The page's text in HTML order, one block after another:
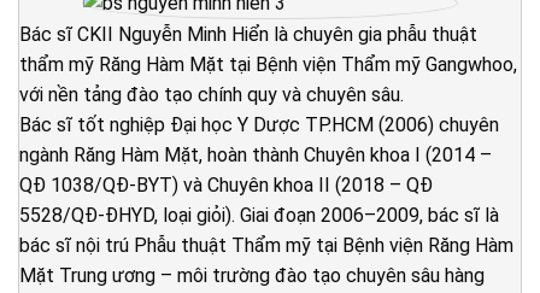
Bác sĩ CKII Nguyễn Minh Hiển là chuyên gia phẫu thuật
thẩm mỹ Răng Hàm Mặt tại Bệnh viện Thẩm mỹ Gangwhoo,
với nền tảng đào tạo chính quy và chuyên sâu.
Bác sĩ tốt nghiệp Đại học Y Dược TP.HCM (2006) chuyên
ngành Răng Hàm Mặt, hoàn thành Chuyên khoa I (2014 –
QĐ 1038/QĐ-BYT) và Chuyên khoa II (2018 – QĐ
5528/QĐ-ĐHYD, loại giỏi). Giai đoạn 2006–2009, bác sĩ là
bác sĩ nội trú Phẫu thuật Thẩm mỹ tại Bệnh viện Răng Hàm
Mặt Trung ương – môi trường đào tạo chuyên sâu hàng